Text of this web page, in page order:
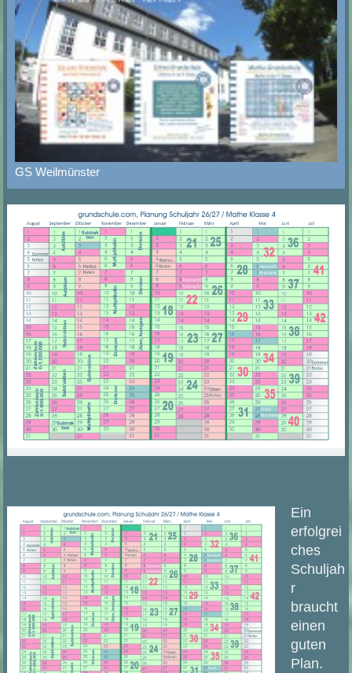
GS Weilmünster
Ein
erfolgrei
ches
Schuljah
r
braucht
einen
guten
Plan.